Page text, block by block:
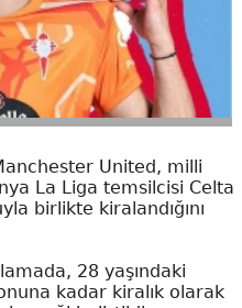
United, milli
La Liga temsilcisi Celta
birlikte kiralandığını
28 yaşındaki
kadar kiralık olarak